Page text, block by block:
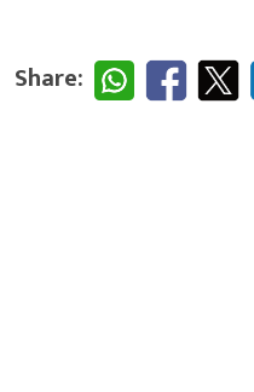
Share: